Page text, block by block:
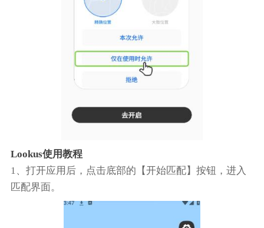
Lookus使用教程
1、打开应用后，点击底部的【开始匹配】按钮，进入
匹配界面。